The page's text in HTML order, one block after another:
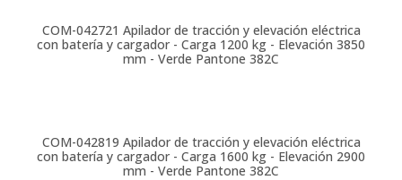
COM-042721 Apilador de tracción y elevación eléctrica
con batería y cargador - Carga 1200 kg - Elevación 3850
mm - Verde Pantone 382C
COM-042819 Apilador de tracción y elevación eléctrica
con batería y cargador - Carga 1600 kg - Elevación 2900
mm - Verde Pantone 382C